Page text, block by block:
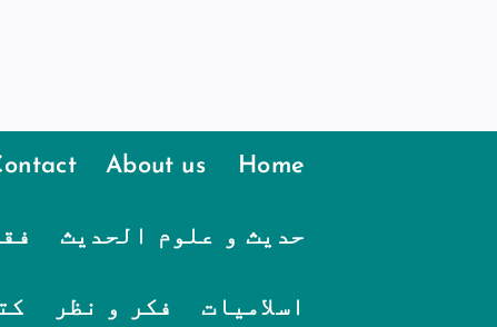
Home
About us
حدیث و علوم الحدیث
اسلامیات فکر و نظر